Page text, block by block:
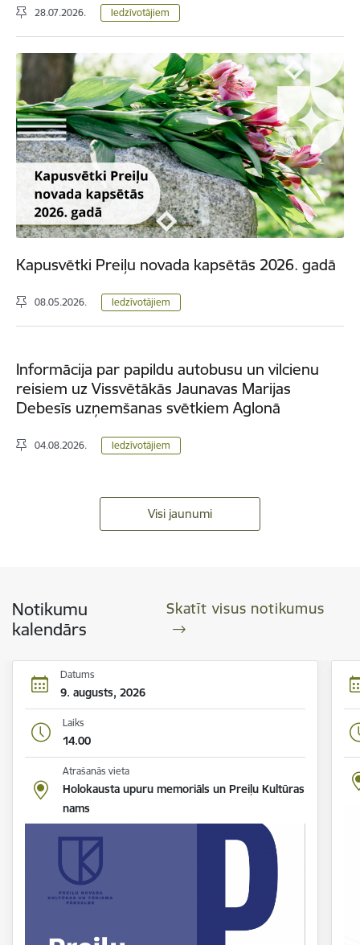
28.07.2026. Iedzīvotājiem
Kapusvētki Preiļu novada kapsētās 2026. gadā
08.05.2026. Iedzīvotājiem
Informācija par papildu autobusu un vilcienu
reisiem uz Vissvētākās Jaunavas Marijas
Debesīs uzņemšanas svētkiem Aglonā
04.08.2026. Iedzīvotājiem
Visi jaunumi
Notikumu
kalendārs
Skatīt visus notikumus
Datums
9. augusts, 2026
Laiks
14.00
Atrašanās vieta
Holokausta upuru memoriāls un Preiļu Kultūras
nams